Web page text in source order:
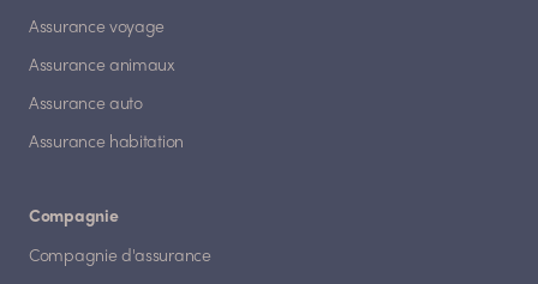
Assurance voyage
Assurance animaux
Assurance auto
Assurance habitation
Compagnie
Compagnie d'assurance